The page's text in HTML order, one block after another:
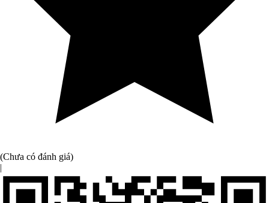
(Chưa có đánh giá)
|